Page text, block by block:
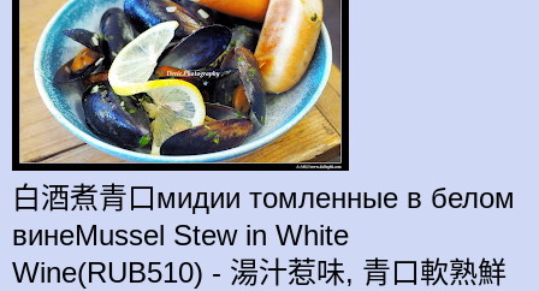
白酒煮青口мидии томленные в белом
винеMussel Stew in White
Wine(RUB510) - 湯汁惹味, 青口軟熟鮮